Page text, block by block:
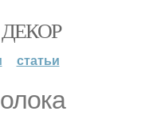
статьи